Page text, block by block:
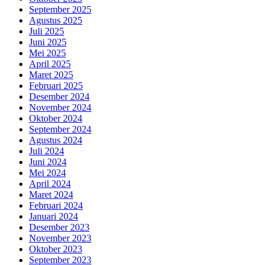
September 2025
Agustus 2025
Juli 2025
Juni 2025
Mei 2025
April 2025
Maret 2025
Februari 2025
Desember 2024
November 2024
Oktober 2024
September 2024
Agustus 2024
Juli 2024
Juni 2024
Mei 2024
April 2024
Maret 2024
Februari 2024
Januari 2024
Desember 2023
November 2023
Oktober 2023
September 2023